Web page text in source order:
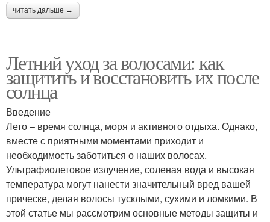
читать дальше →
Летний уход за волосами: как
защитить и восстановить их после
солнца
Введение
Лето – время солнца, моря и активного отдыха. Однако,
вместе с приятными моментами приходит и
необходимость заботиться о наших волосах.
Ультрафиолетовое излучение, соленая вода и высокая
температура могут нанести значительный вред вашей
прическе, делая волосы тусклыми, сухими и ломкими. В
этой статье мы рассмотрим основные методы защиты и